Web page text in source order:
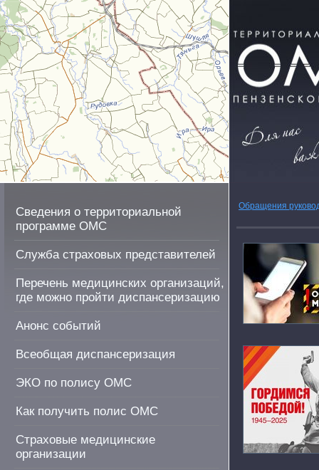
Сведения о территориальной
программе ОМС
Служба страховых представителей
Перечень медицинских организаций,
где можно пройти диспансеризацию
Анонс событий
Всеобщая диспансеризация
ЭКО по полису ОМС
Как получить полис ОМС
Страховые медицинские
организации
Обращения